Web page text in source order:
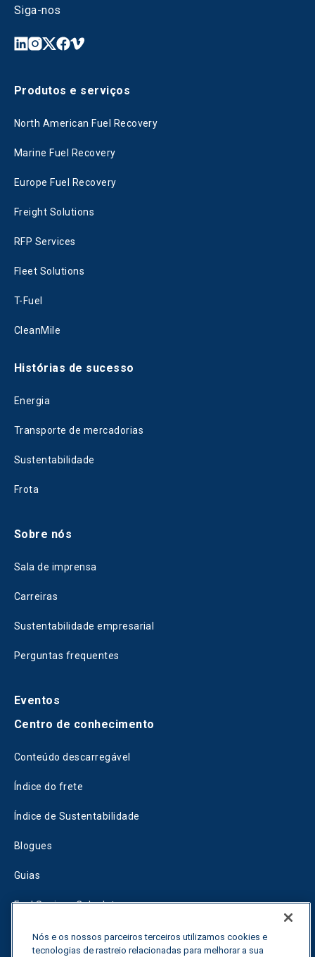
Siga-nos
Produtos e serviços
North American Fuel Recovery
Marine Fuel Recovery
Europe Fuel Recovery
Freight Solutions
RFP Services
Fleet Solutions
T-Fuel
CleanMile
Histórias de sucesso
Energia
Transporte de mercadorias
Sustentabilidade
Frota
Sobre nós
Sala de imprensa
Carreiras
Sustentabilidade empresarial
Perguntas frequentes
Eventos
Centro de conhecimento
Conteúdo descarregável
Índice do frete
Índice de Sustentabilidade
Blogues
Guias
Fuel Savings Calculator
Calculadora de otimização do transporte
Nós e os nossos parceiros terceiros utilizamos cookies e
tecnologias de rastreio relacionadas para melhorar a sua